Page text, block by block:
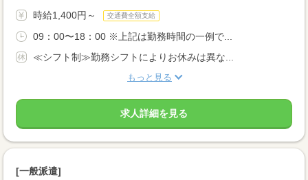
時給1,400円～ 交通費全額支給
09：00〜18：00 ※上記は勤務時間の一例で...
≪シフト制≫勤務シフトによりお休みは異な...
もっと見る
求人詳細を見る
[一般派遣]